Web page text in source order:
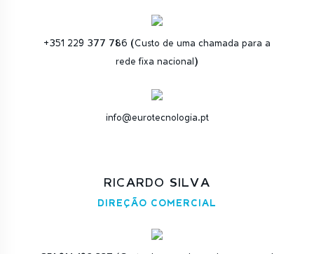
+351 229 377 786 (Custo de uma chamada para a
rede fixa nacional)
info@eurotecnologia.pt
RICARDO SILVA
DIREÇÃO COMERCIAL